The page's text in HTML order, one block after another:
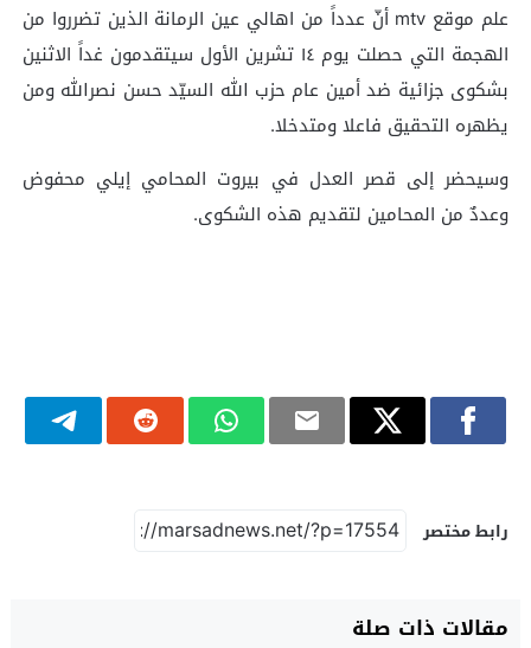
علم موقع mtv أنّ عدداً من اهالي عين الرمانة الذين تضرروا من
الهجمة التي حصلت يوم ١٤ تشرين الأول سيتقدمون غداً الاثنين
بشكوى جزائية ضد أمين عام حزب الله السيّد حسن نصرالله ومن
يظهره التحقيق فاعلا ومتدخلا.
وسيحضر إلى قصر العدل في بيروت المحامي إيلي محفوض
وعددٌ من المحامين لتقديم هذه الشكوى.
رابط مختصر
مقالات ذات صلة